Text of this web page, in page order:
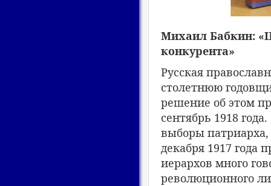
Михаил Бабкин:
конкурента»
Русская
столетнюю
решение об этом
сентябрь 1918
выборы
декабря 1917 года
иерархов много
революционного